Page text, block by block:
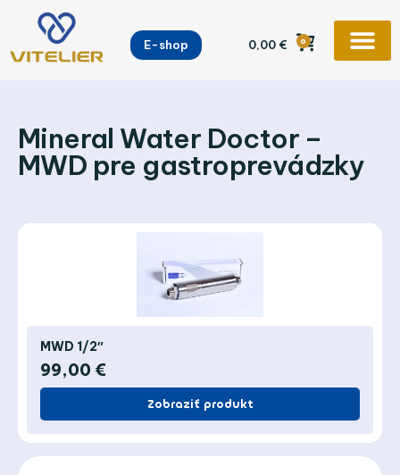
Preskočiť
obsah
E-shop 0,00€ 0
Mineral Water Doctor –
MWD pre gastroprevádzky
MWD 1/2″
99,00 €
Zobraziť produkt